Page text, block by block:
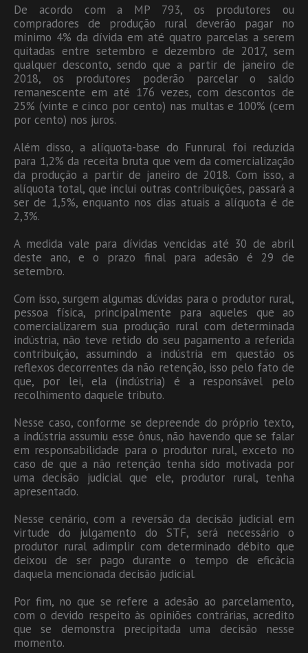
De acordo com a MP 793, os produtores ou
compradores de produção rural deverão pagar no
mínimo 4% da dívida em até quatro parcelas a serem
quitadas entre setembro e dezembro de 2017, sem
qualquer desconto, sendo que a partir de janeiro de
2018, os produtores poderão parcelar o saldo
remanescente em até 176 vezes, com descontos de
25% (vinte e cinco por cento) nas multas e 100% (cem
por cento) nos juros.
Além disso, a alíquota-base do Funrural foi reduzida
para 1,2% da receita bruta que vem da comercialização
da produção a partir de janeiro de 2018. Com isso, a
alíquota total, que inclui outras contribuições, passará a
ser de 1,5%, enquanto nos dias atuais a alíquota é de
2,3%.
A medida vale para dívidas vencidas até 30 de abril
deste ano, e o prazo final para adesão é 29 de
setembro.
Com isso, surgem algumas dúvidas para o produtor rural,
pessoa física, principalmente para aqueles que ao
comercializarem sua produção rural com determinada
indústria, não teve retido do seu pagamento a referida
contribuição, assumindo a indústria em questão os
reflexos decorrentes da não retenção, isso pelo fato de
que, por lei, ela (indústria) é a responsável pelo
recolhimento daquele tributo.
Nesse caso, conforme se depreende do próprio texto,
a indústria assumiu esse ônus, não havendo que se falar
em responsabilidade para o produtor rural, exceto no
caso de que a não retenção tenha sido motivada por
uma decisão judicial que ele, produtor rural, tenha
apresentado.
Nesse cenário, com a reversão da decisão judicial em
virtude do julgamento do STF, será necessário o
produtor rural adimplir com determinado débito que
deixou de ser pago durante o tempo de eficácia
daquela mencionada decisão judicial.
Por fim, no que se refere a adesão ao parcelamento,
com o devido respeito às opiniões contrárias, acredito
que se demonstra precipitada uma decisão nesse
momento.